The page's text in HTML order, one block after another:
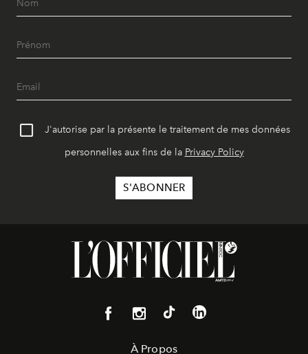
J'autorise par la présente le traitement de mes données
personnelles aux fins de la Privacy Policy
À Propos